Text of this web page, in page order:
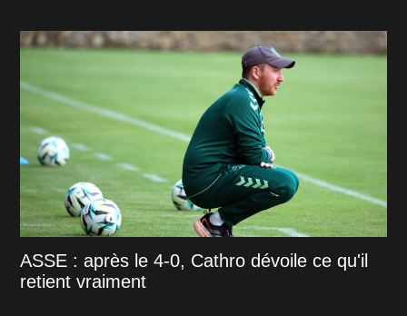
ASSE : après le 4-0, Cathro dévoile ce qu'il
retient vraiment